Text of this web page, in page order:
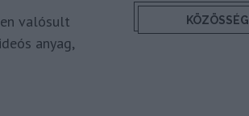
valósult
anyag,